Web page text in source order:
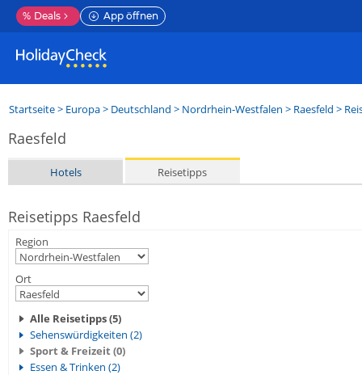
% Deals App öffnen
Startseite> Europa> Deutschland > Nordrhein-Westfalen > Raesfeld >
Raesfeld
Hotels Reisetipps
Reisetipps Raesfeld
Region
Ort
Alle Reisetipps (5)
Sehenswürdigkeiten (2)
Sport & Freizeit (0)
Essen & Trinken (2)